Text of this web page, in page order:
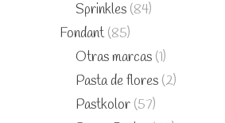
Sprinkles (84)
Fondant (85)
Otras marcas (1)
Pasta de flores (2)
Pastkolor (57)